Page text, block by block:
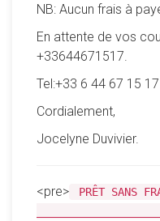
NB: Aucun frais à
En attente de vos
+33644671517.
Tel:+33 6 44 67 15 17
Cordialement,
Jocelyne Duvivier.
<pre>
PRÊT SANS